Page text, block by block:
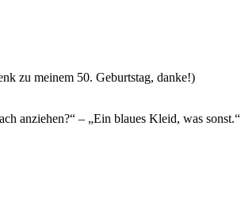
zu meinem 50. Geburtstag, danke!)
anziehen?“ – „Ein blaues Kleid, was sonst.“